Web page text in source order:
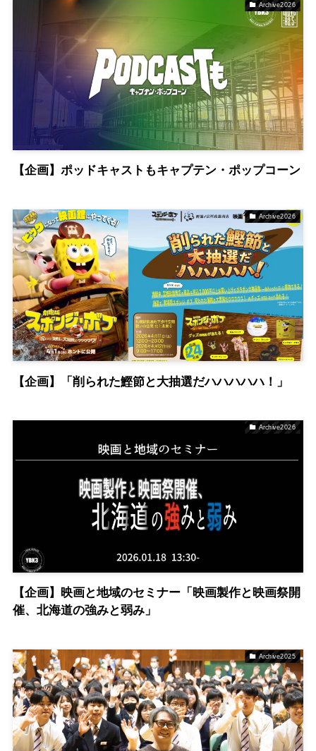
Archive2026
【企画】ポッドキャストもキャプテン・ポップコーン
Archive2026
【企画】「削られた鰹節と大抽選だハハハハハ！」
Archive2026
【企画】映画と地域のセミナー「映画製作と映画祭開
催、北海道の強みと弱み」
Archive2025